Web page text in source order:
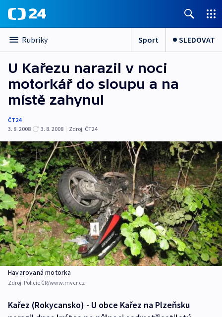
Rubriky Sport SLEDOVAT
U Kařezu narazil v noci
motorkář do sloupu a na
místě zahynul
ČT24
3. 8. 2008
3. 8. 2008 | Zdroj: ČT24
Havarovaná motorka
Zdroj: Policie ČR/www.mvcr.cz
Kařez (Rokycansko) - U obce Kařez na Plzeňsku